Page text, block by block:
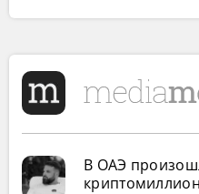
В ОАЭ